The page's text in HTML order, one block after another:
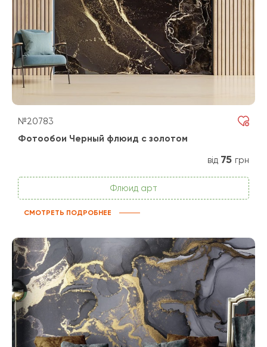
№20783
Фотообои Черный флюид с золотом
від 75 грн
Флюид арт
СМОТРЕТЬ ПОДРОБНЕЕ